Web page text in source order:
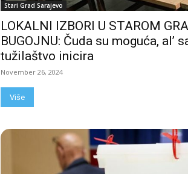
Stari Grad Sarajevo
LOKALNI IZBORI U STAROM
BUGOJNU: Čuda su moguća, al’
tužilaštvo inicira
November 26, 2024
Više